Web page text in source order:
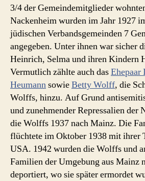
3/4 der Gemeindemitglieder
Nackenheim wurden im Jahr 1927
jüdischen Verbandsgemeinden 7
angegeben. Unter ihnen war sicher
Heinrich, Selma und ihren Kindern
Vermutlich zählte auch das
HeumannsowieBetty Wolff, die
Wolffs, hinzu. Auf Grund
und zunehmender Repressalien der
die Wolffs 1937 nach Mainz. Die
flüchtete im Oktober 1938 mit ihrer
USA. 1942 wurden die Wolffs und
Familien der Umgebung aus Mainz
deportiert, wo sie später ermordet